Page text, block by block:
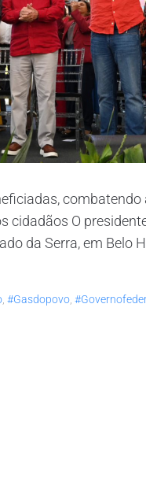
cidadãos O
da Serra, em Belo
#gasdopovo